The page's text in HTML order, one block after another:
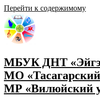
Перейти к содержимому
МБУК ДНТ
МО «Тасагарский
МР «Вилюйский